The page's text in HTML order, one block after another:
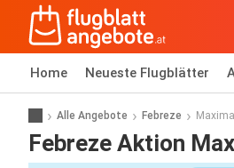
Home Neueste Flugblätter
Alle Angebote Febreze
Febreze Aktion